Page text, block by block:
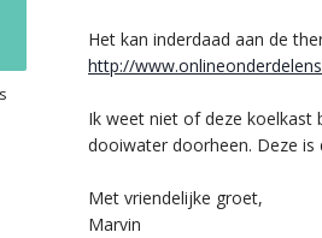
Het kan inderdaad aan de
http://
Ik weet niet of deze koelkast
dooiwater doorheen. Deze
Met vriendelijke groet,
Marvin